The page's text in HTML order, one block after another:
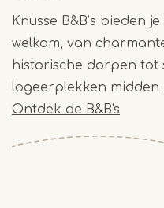
Knusse B&B’s bieden
welkom, van
historische dorpen tot
logeerplekken midden
Ontdek de B&B's